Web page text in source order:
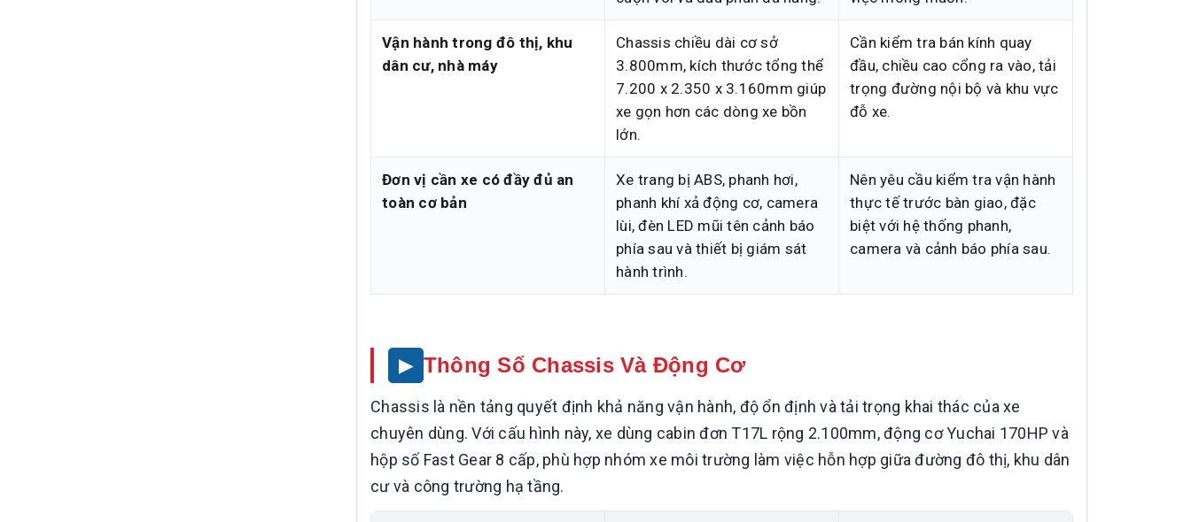
Vận hành trong đô thị, khu
dân cư, nhà máy
Chassis chiều dài cơ sở
3.800mm, kích thước tổng thể
7.200 x 2.350 x 3.160mm giúp
xe gọn hơn các dòng xe bồn
lớn.
Cần kiểm tra bán kính quay
đầu, chiều cao cổng ra vào, tải
trọng đường nội bộ và khu vực
đỗ xe.
Đơn vị cần xe có đầy đủ an
toàn cơ bản
Xe trang bị ABS, phanh hơi,
phanh khí xả động cơ, camera
lùi, đèn LED mũi tên cảnh báo
phía sau và thiết bị giám sát
hành trình.
Nên yêu cầu kiểm tra vận hành
thực tế trước bàn giao, đặc
biệt với hệ thống phanh,
camera và cảnh báo phía sau.
Thông Số Chassis Và Động Cơ
Chassis là nền tảng quyết định khả năng vận hành, độ ổn định và tải trọng khai thác của xe
chuyên dùng. Với cấu hình này, xe dùng cabin đơn T17L rộng 2.100mm, động cơ Yuchai 170HP và
hộp số Fast Gear 8 cấp, phù hợp nhóm xe môi trường làm việc hỗn hợp giữa đường đô thị, khu dân
cư và công trường hạ tầng.